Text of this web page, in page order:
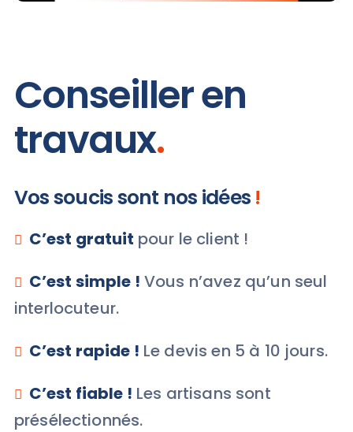
Conseiller en
travaux.
Vos soucis sont nos idées !
C’est gratuit pour le client !
C’est simple ! Vous n’avez qu’un seul
interlocuteur.
C’est rapide ! Le devis en 5 à 10 jours.
C’est fiable ! Les artisans sont
présélectionnés.